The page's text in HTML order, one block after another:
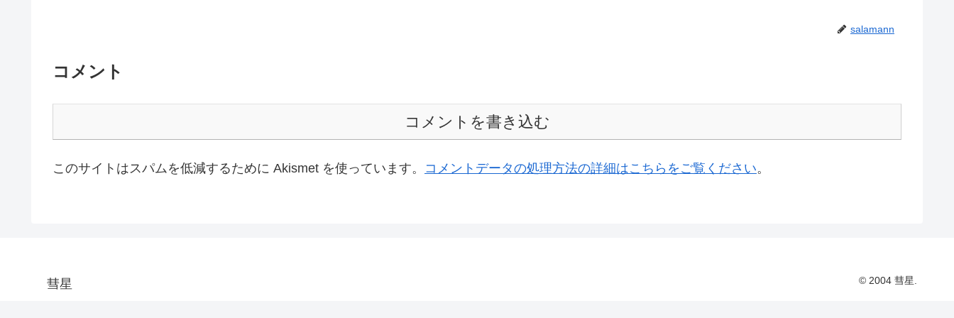
salamann
コメント
コメントを書き込む
このサイトはスパムを低減するために Akismet を使っています。 コメントデータの処理方法の詳細はこちらをご覧ください。
彗星 © 2004 彗星.